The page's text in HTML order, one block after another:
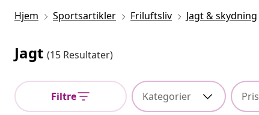
Hjem Sportsartikler Friluftsliv Jagt & skydning
Jagt (15 Resultater)
Filtre Kategorier Pris